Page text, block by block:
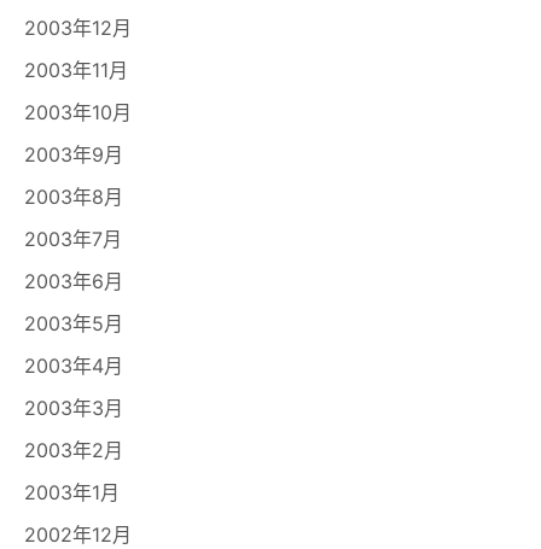
2003年12月
2003年11月
2003年10月
2003年9月
2003年8月
2003年7月
2003年6月
2003年5月
2003年4月
2003年3月
2003年2月
2003年1月
2002年12月